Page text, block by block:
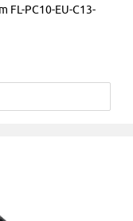
FL-PC10-EU-C13-